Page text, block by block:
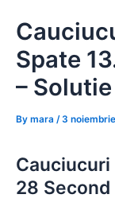
contentSpate
–
By mara /3
28 Second